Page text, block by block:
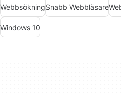
WebbsökningSnabb Webbläsare
Windows 10